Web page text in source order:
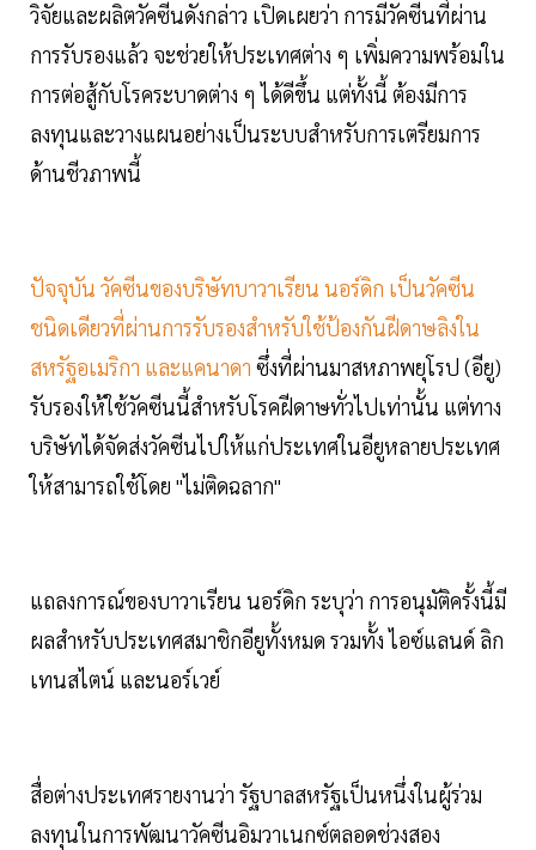
วิจัยและผลิตวัคซีนดังกล่าว เปิดเผยว่า การมีวัคซีนที่ผ่าน
การรับรองแล้ว จะช่วยให้ประเทศต่าง ๆ เพิ่มความพร้อมใน
การต่อสู้กับโรคระบาดต่าง ๆ ได้ดีขึ้น แต่ทั้งนี้ ต้องมีการ
ลงทุนและวางแผนอย่างเป็นระบบสำหรับการเตรียมการ
ด้านชีวภาพนี้
ปัจจุบัน วัคซีนของบริษัทบาวาเรียน นอร์ดิก เป็นวัคซีน
ชนิดเดียวที่ผ่านการรับรองสำหรับใช้ป้องกันฝีดาษลิงใน
สหรัฐอเมริกา และแคนาดา ซึ่งที่ผ่านมาสหภาพยุโรป (อียู)
รับรองให้ใช้วัคซีนนี้สำหรับโรคฝีดาษทั่วไปเท่านั้น แต่ทาง
บริษัทได้จัดส่งวัคซีนไปให้แก่ประเทศในอียูหลายประเทศ
ให้สามารถใช้โดย "ไม่ติดฉลาก"
แถลงการณ์ของบาวาเรียน นอร์ดิก ระบุว่า การอนุมัติครั้งนี้มี
ผลสำหรับประเทศสมาชิกอียูทั้งหมด รวมทั้ง ไอซ์แลนด์ ลิก
เทนสไตน์ และนอร์เวย์
สื่อต่างประเทศรายงานว่า รัฐบาลสหรัฐเป็นหนึ่งในผู้ร่วม
ลงทุนในการพัฒนาวัคซีนอิมวาเนกซ์ตลอดช่วงสอง